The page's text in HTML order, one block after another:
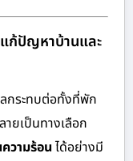
ก้ปัญหาบ้านและ
กระทบต่อทั้งที่พัก
ายเป็นทางเลือก
วามร้อน ได้อย่างมี